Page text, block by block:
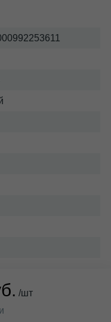
/шт